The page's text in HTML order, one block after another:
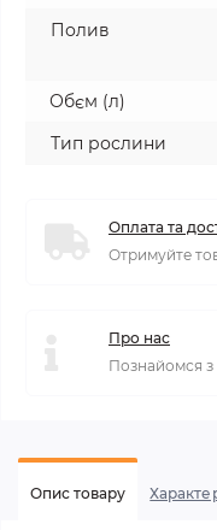
Полив
Обєм (л)
Тип рослини
Оплата та
Отримуйте
Про нас
Познайомся
Опис товару